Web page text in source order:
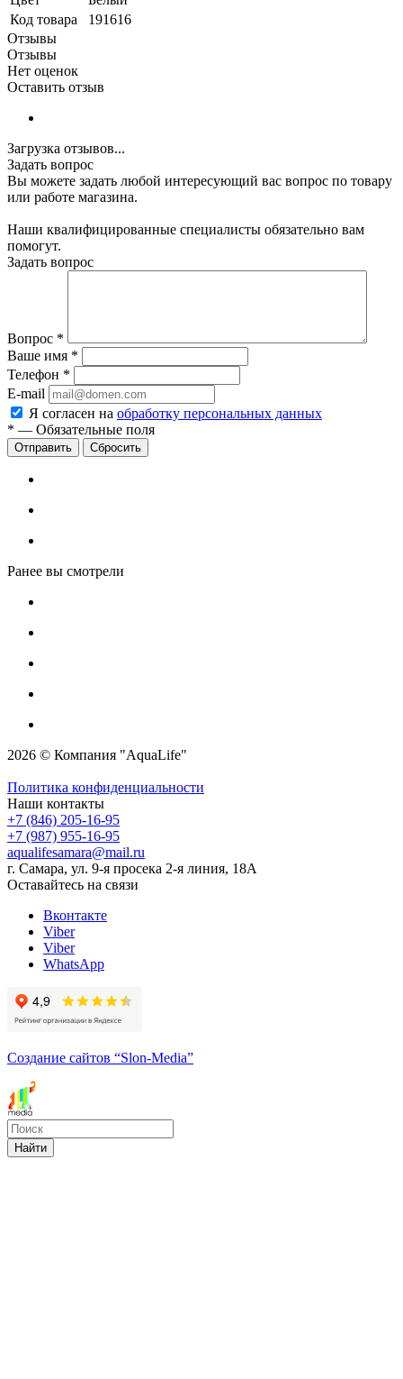
Код товара
191616
Отзывы
Отзывы
Нет оценок
Оставить отзыв
Загрузка отзывов...
Задать вопрос
Вы можете задать любой интересующий вас вопрос по товару
или работе магазина.
Наши квалифицированные специалисты обязательно вам
помогут.
Задать вопрос
Вопрос *
Ваше имя *
Телефон *
E-mail
Я согласен на обработку персональных данных
* — Обязательные поля
Сбросить
Ранее вы смотрели
2026 © Компания "AquaLife"
Политика конфиденциальности
Наши контакты
+7 (846) 205-16-95
+7 (987) 955-16-95
aqualifesamara@mail.ru
г. Самара, ул. 9-я просека 2-я линия, 18А
Оставайтесь на связи
Вконтакте
Viber
Viber
WhatsApp
Создание сайтов “Slon-Media”
Найти